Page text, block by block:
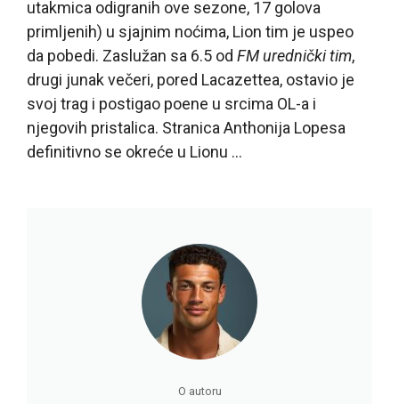
utakmica odigranih ove sezone, 17 golova
primljenih) u sjajnim noćima, Lion tim je uspeo
da pobedi. Zaslužan sa 6.5 od FM urednički tim,
drugi junak večeri, pored Lacazettea, ostavio je
svoj trag i postigao poene u srcima OL-a i
njegovih pristalica. Stranica Anthonija Lopesa
definitivno se okreće u Lionu …
O autoru